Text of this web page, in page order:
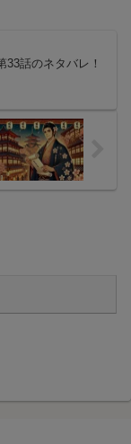
33話のネタバレ！